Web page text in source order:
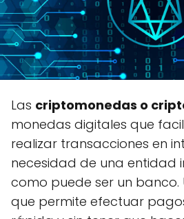
Las criptomonedas o
monedas digitales que
realizar transacciones en
necesidad de una entidad
como puede ser un banco.
que permite efectuar